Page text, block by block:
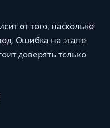
от того, насколько
Ошибка на этапе
доверять только